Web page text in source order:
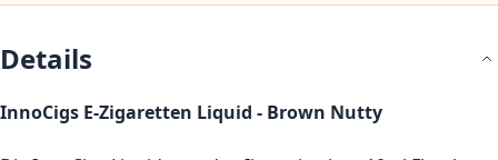
Details
InnoCigs E-Zigaretten Liquid - Brown Nutty